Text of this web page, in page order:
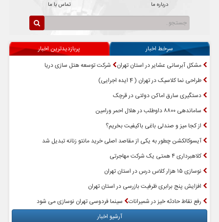
درباره ما تماس با ما
سرخط اخبار
پربازدیدترین اخبار
مشکل آبرسانی عشایر در استان تهران
شرکت توسعه هتل سازی دریا
طراحی نما کلاسیک در تهران ( 4 ایده اجرایی)
دستگیری سارق اماکن دولتی در قرچک
ساماندهی ۸۸۰۰ داوطلب در هلال احمر ورامین
از کجا میز و صندلی باغی باکیفیت بخریم؟
آیسوکالکشن چطور به یکی از مقاصد اصلی خرید مانتو زنانه تبدیل شد
کلاهبرداری ۴ همتی یک شرکت مهاجرتی
نوسازی ۱۵ هزار کلاس درس در استان تهران
افزایش پنج برابری ظرفیت بازرسی در استان تهران
رفع نقاط حادثه خیز در شمیرانات
سینما فردوسی تهران نوسازی می شود
آرشیو اخبار